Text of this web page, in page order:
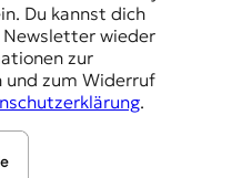
Du kannst dich
wieder
zur
und zum Widerruf
.